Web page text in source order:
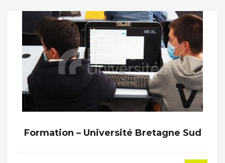
Formation – Université Bretagne Sud